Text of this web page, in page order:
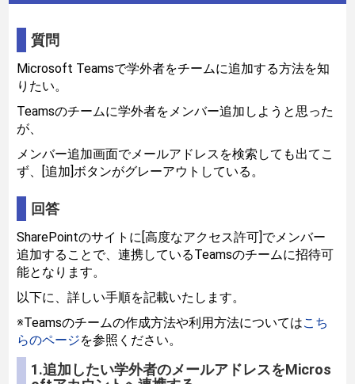
質問
Microsoft Teamsで学外者をチームに追加する方法を知
りたい。
Teamsのチームに学外者をメンバー追加しようと思った
が、
メンバー追加画面でメールアドレスを検索しても出てこ
ず、[追加]ボタンがグレーアウトしている。
回答
SharePointのサイトに[高度なアクセス許可]でメンバー
追加することで、連携しているTeamsのチームに招待可
能となります。
以下に、詳しい手順を記載いたします。
※Teamsのチームの作成方法や利用方法についてはこち
らのページを参照ください。
1.追加したい学外者のメールアドレスをMicros